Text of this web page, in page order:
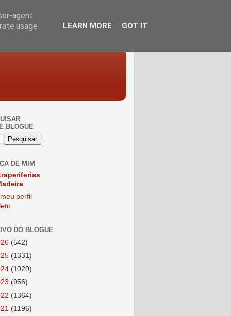
BLOGUE
DE MIM
perfil
DO BLOGUE
(542)
(1331)
(1020)
(956)
(1364)
(1196)
agent
usage
LEARN MORE GOT IT